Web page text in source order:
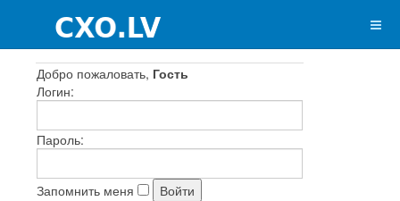
Добро пожаловать, Гость
Логин:
Пароль:
Запомнить меня